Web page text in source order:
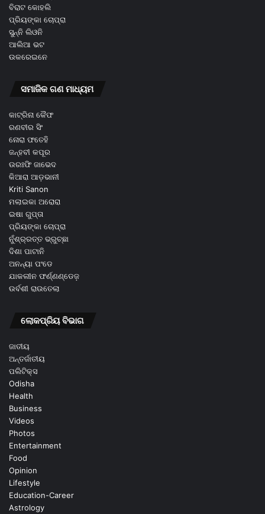
ବିରାଟ କୋହଲି
ପ୍ରିୟଙ୍କା ଚୋପ୍ରା
ସୁନ୍ନି ଲିଓନି
ଆଲିଆ ଭଟ
ଉକରେଇନେ
ସମାଜିକ ଗଣ ମାଧ୍ୟମ
କାଟ୍ରିନା କୈଫ
ରଣବୀର ସିଂ
ନୋରା ଫତେହି
ଜନ୍ହବୀ କପୂର
ଉରଃଫି ଜାଭେଦ
କିଆରା ଆଡ଼ଭାନୀ
Kriti Sanon
ମଲାଇକା ଅରୋରା
ଇଷା ଗୁପ୍ତା
ପ୍ରିୟଙ୍କା ଚୋପ୍ରା
ନୁଁଶ୍ର୍ରତ୍ତ ଭ୍ରୁଚ୍ଛା
ଦିଶା ପାଟାନି
ଅନନ୍ୟା ପଂଡେ
ଯାକଲୀନ ଫର୍ଣ୍ଣଣ୍ଡେଜ଼
ଉର୍ବଶୀ ରାଉତେଲା
ଲୋକପ୍ରିୟ ବିଭାଗ
ଜାତୀୟ
ଅନ୍ତର୍ଜାତୀୟ
ପଲିଟିକ୍ସ
Odisha
Health
Business
Videos
Photos
Entertainment
Food
Opinion
Lifestyle
Education-Career
Astrology